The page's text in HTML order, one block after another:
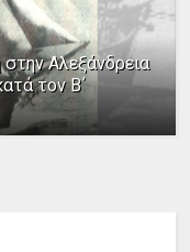
Αλεξάνδρεια
τον Β΄